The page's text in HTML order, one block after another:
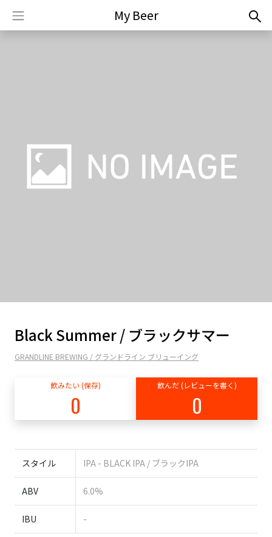
My Beer
Black Summer / ブラックサマー
GRANDLINE BREWING / グランドライン ブリューイング
飲みたい (保存)
0
飲んだ (レビューを書く)
0
スタイル IPA - BLACK IPA / ブラックIPA
ABV 6.0%
IBU -